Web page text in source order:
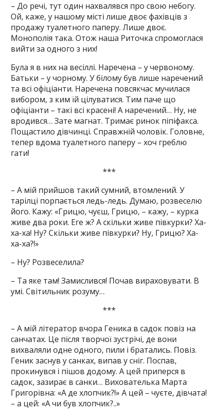
– До речі, тут один нахвалявся про свою небогу.
Ой, каже, у нашому місті лише двоє фахівців з
продажу туалетного паперу. Лише двоє.
Монополія така. Отож наша Риточка спромоглася
вийти за одного з них!
Була я в них на весіллі. Наречена – у червоному.
Батьки – у чорному. У білому був лише наречений
та всі офіціанти. Наречена повсякчас мучилася
вибором, з ким їй цілуватися. Тим паче що
офіціанти – такі всі красені! А наречений… Ну, не
вродився… Зате магнат. Тримає ринок піпіфакса.
Пощастило дівчинці. Справжній чоловік. Головне,
тепер вдома туалетного паперу – хоч греблю
гати!
***
– А мій прийшов такий сумний, втомлений. У
тарілці порпається ледь-ледь. Думаю, розвеселю
його. Кажу: «Грицю, чуєш, Грицю, – кажу, – курка
живе два роки. Еге ж? А скільки живе півкурки? Ха-
ха-ха! Ну? Скільки живе півкурки? Ну, Грицю? Ха-
ха-ха?!»
– Ну? Розвеселила?
– Та яке там! Замислився! Почав вираховувати. В
умі. Світильник розуму…
***
– А мій літератор вчора Геника в садок повіз на
санчатах. Це після творчої зустрічі, де вони
вихваляли одне одного, пили і братались. Повіз.
Геник заснув у санках, випав у сніг. Поспав,
прокинувся і пішов додому. А цей приперся в
садок, зазирає в санки… Вихователька Марта
Григорівна: «А де хлопчик?!» А цей – чуєте, дівчата!
– а цей: «А чи був хлопчик?..»